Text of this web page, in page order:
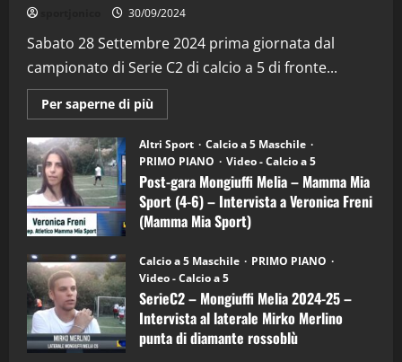
30/09/2024
Sabato 28 Settembre 2024 prima giornata dal
campionato di Serie C2 di calcio a 5 di fronte...
Per saperne di più
informazioni
Post-
gara
Mongiuffi
Melia
–
Mamma
Mia
Sport
6)
–
Intervista
a
mister
Arturo
Carciotto
(Mongiuffi
Altri Sport
Calcio a 5 Maschile
PRIMO PIANO
Video - Calcio a 5
Post-gara Mongiuffi Melia – Mamma Mia
Sport (4-6) – Intervista a Veronica Freni
(Mamma Mia Sport)
Calcio a 5 Maschile
PRIMO PIANO
Video - Calcio a 5
SerieC2 – Mongiuffi Melia 2024-25 –
Intervista al laterale Mirko Merlino
punta di diamante rossoblù
2
“SportEmpire” in Podcast: 29^ Puntata
(Martedi 28 Aprile 2026)
28/04/2026
3
"SportEmpire" in Podcast
“SportEmpire” in Podcast: 28^ Puntata
(Martedi 21 Aprile 2026)
21/04/2026
4
“SportEmpire” in Podcast: 27^ Puntata
(Martedi 14 Aprile 2026)
15/04/2026